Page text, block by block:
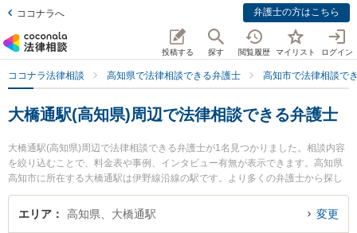
ココナラへ 弁護士の方はこちら
投稿する 探す 閲覧履歴 マイリスト ログイン
ココナラ法律相談 高知県で法律相談できる弁護士 高知市で法律相談で
大橋通駅(高知県)周辺で法律相談できる弁護士
大橋通駅(高知県)周辺で法律相談できる弁護士が1名見つかりました。相談内容
を絞り込むことで、料金表や事例、インタビュー有無が表示できます。高知県
高知市に所在する大橋通駅は伊野線沿線の駅です。より多くの弁護士から探し
たいときは市区町村検索や同一路線のより大きな駅も追加選択して探すと良い
でしょう。特にくろしお法律事務所の中西 法貴弁護士のプロフィール情報や弁
エリア 高知県、大橋通駅 変更